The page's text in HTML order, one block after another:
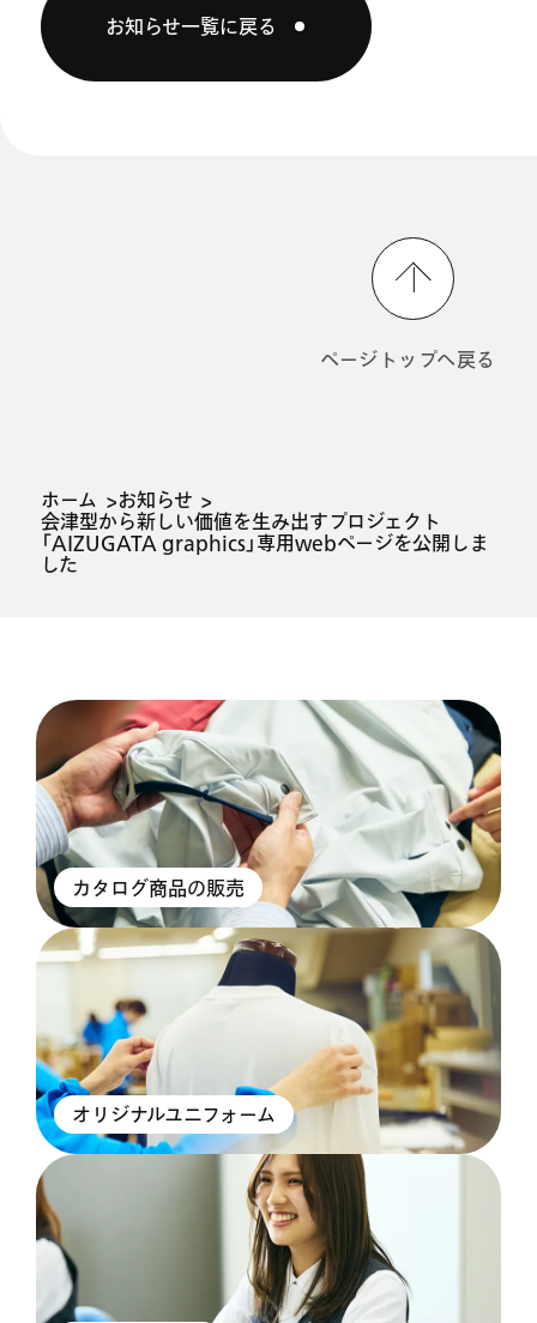
お知らせ一覧に戻る
ホーム
お知らせ
会津型から新しい価値を生み出すプロジェクト
「AIZUGATA graphics」専用webページを公開しま
した
ページトップへ戻る
カタログ商品の販売
オリジナルユニフォーム